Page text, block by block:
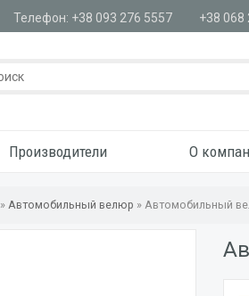
Телефон: +38 093 276 5557 +38 068
Производители О
»Автомобильный велюр »Автомобильный